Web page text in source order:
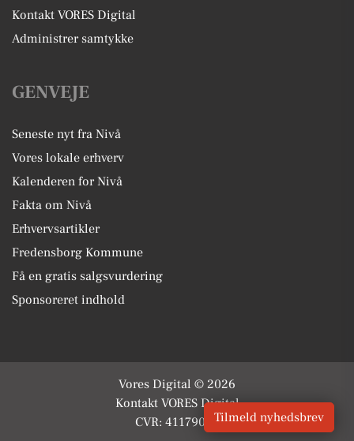
Kontakt VORES Digital
Administrer samtykke
GENVEJE
Seneste nyt fra Nivå
Vores lokale erhverv
Kalenderen for Nivå
Fakta om Nivå
Erhvervsartikler
Fredensborg Kommune
Få en gratis salgsvurdering
Sponsoreret indhold
Vores Digital © 2026
Kontakt VORES Digital
CVR: 41179082Tilmeld nyhedsbrev